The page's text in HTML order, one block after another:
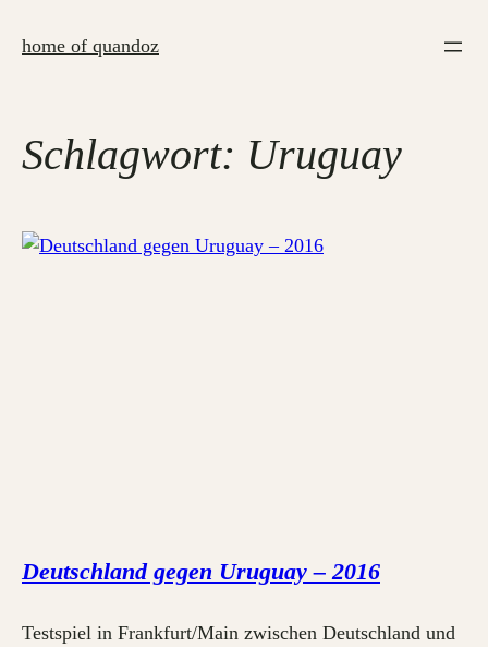
Inhalthome of quandoz
Schlagwort: Uruguay
Deutschland gegen Uruguay – 2016
Testspiel in Frankfurt/Main zwischen Deutschland und